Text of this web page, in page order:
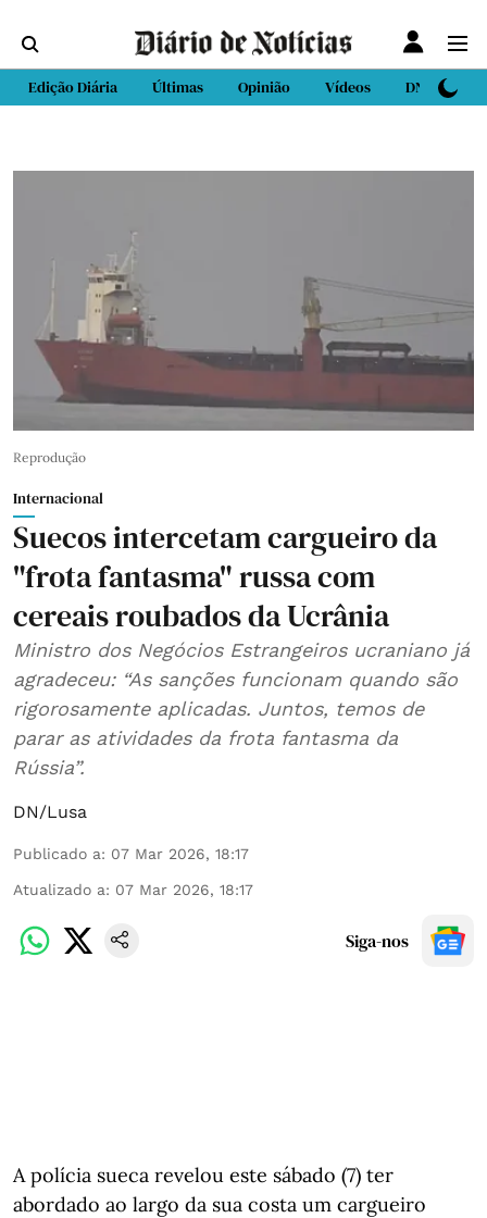
Edição Diária Últimas Opinião Vídeos DN Sport
Reprodução
Internacional
Suecos intercetam cargueiro da
"frota fantasma" russa com
cereais roubados da Ucrânia
Ministro dos Negócios Estrangeiros ucraniano já
agradeceu: “As sanções funcionam quando são
rigorosamente aplicadas. Juntos, temos de
parar as atividades da frota fantasma da
Rússia”.
DN/Lusa
Publicado a: 07 Mar 2026, 18:17
Atualizado a: 07 Mar 2026, 18:17
Siga-nos
A polícia sueca revelou este sábado (7) ter
abordado ao largo da sua costa um cargueiro